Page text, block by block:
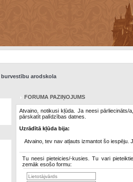
arodskola
FORUMA PAZIŅOJUMS
Atvaino, notikusi kļūda. Ja neesi pārliecināts/
pārskatīt palīdzības datnes.
Uzrādītā kļūda bija:
Atvaino, tev nav atļauts izmantot šo iespēju.
Tu neesi pieteicies/-kusies. Tu vari
zemāk esošo formu: